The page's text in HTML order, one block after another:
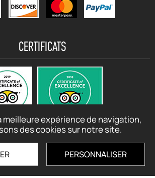
meilleure expérience de navigation,
des cookies sur notre site.
PERSONNALISER
CERTIFICATS
- 2021 - 2026 All rights reserved